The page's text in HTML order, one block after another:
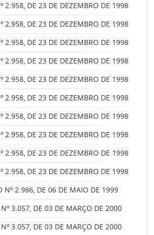
2.958, DE 23 DE DEZEMBRO DE 1998
2.958, DE 23 DE DEZEMBRO DE 1998
2.958, DE 23 DE DEZEMBRO DE 1998
2.958, DE 23 DE DEZEMBRO DE 1998
2.958, DE 23 DE DEZEMBRO DE 1998
2.958, DE 23 DE DEZEMBRO DE 1998
2.958, DE 23 DE DEZEMBRO DE 1998
2.958, DE 23 DE DEZEMBRO DE 1998
2.958, DE 23 DE DEZEMBRO DE 1998
2.958, DE 23 DE DEZEMBRO DE 1998
Nº 2.986, DE 06 DE MAIO DE 1999
Nº 3.057, DE 03 DE MARÇO DE 2000
Nº 3.057, DE 03 DE MARÇO DE 2000